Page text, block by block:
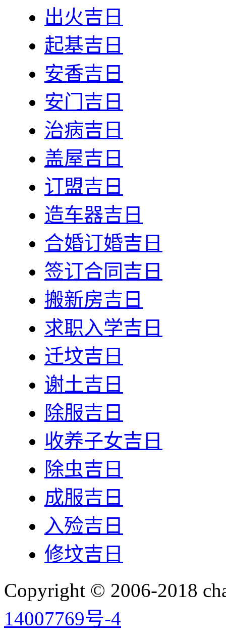
出火吉日
起基吉日
安香吉日
安门吉日
治病吉日
盖屋吉日
订盟吉日
造车器吉日
合婚订婚吉日
签订合同吉日
搬新房吉日
求职入学吉日
迁坟吉日
谢土吉日
除服吉日
收养子女吉日
除虫吉日
成服吉日
入殓吉日
修坟吉日
Copyright © 2006-2018
14007769号-4